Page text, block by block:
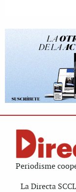
Periodisme
La Directa SCCL